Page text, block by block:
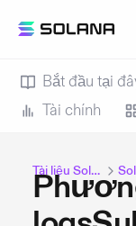
Bắt đầu tại
Tài chính
Tài liệu Solana